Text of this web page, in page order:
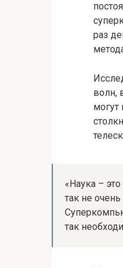
раз
волн,
могут
«Наука –
так не
так